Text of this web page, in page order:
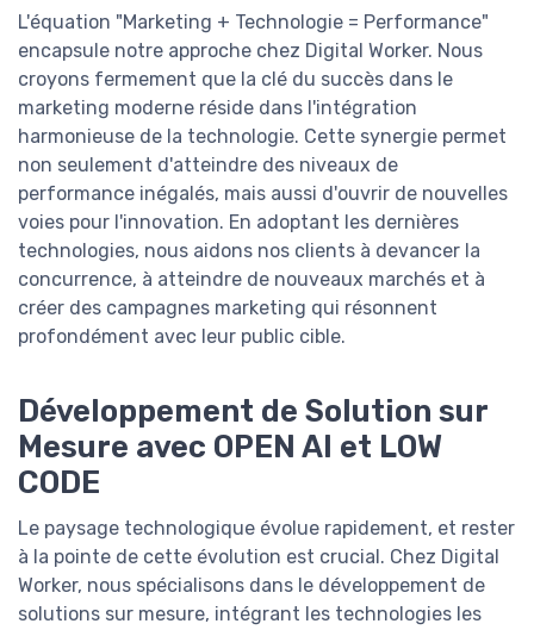
L'équation "Marketing + Technologie = Performance"
encapsule notre approche chez Digital Worker. Nous
croyons fermement que la clé du succès dans le
marketing moderne réside dans l'intégration
harmonieuse de la technologie. Cette synergie permet
non seulement d'atteindre des niveaux de
performance inégalés, mais aussi d'ouvrir de nouvelles
voies pour l'innovation. En adoptant les dernières
technologies, nous aidons nos clients à devancer la
concurrence, à atteindre de nouveaux marchés et à
créer des campagnes marketing qui résonnent
profondément avec leur public cible.
Développement de Solution sur
Mesure avec OPEN AI et LOW
CODE
Le paysage technologique évolue rapidement, et rester
à la pointe de cette évolution est crucial. Chez Digital
Worker, nous spécialisons dans le développement de
solutions sur mesure, intégrant les technologies les